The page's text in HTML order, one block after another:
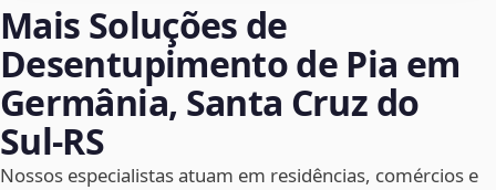
Mais Soluções de
Desentupimento de Pia em
Germânia, Santa Cruz do
Sul‑RS
Nossos especialistas atuam em residências, comércios e